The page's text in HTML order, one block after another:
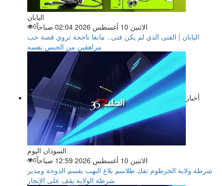
اليابان
الاثنين 10 أغسطس 2026 02:04 صباحاً
0
اليابان | الفتى الذي لم يكن فتى.. مانغا ناجحة تروي قصة حب
مراهقين من الجنس نفسه
أخبار
السودان اليوم
الاثنين 10 أغسطس 2026 12:59 صباحاً
0
شرطة ولاية الخرطوم تفك طلاسم بلاغ النهب بقسم الدوحة ومدير
شرطة الولاية يقف على الإنجاز